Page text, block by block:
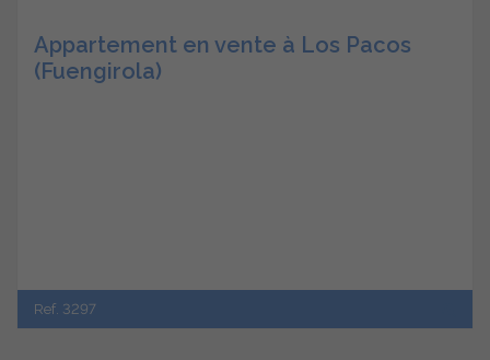
Appartement en vente à Los Pacos
(Fuengirola)
Ref. 3297